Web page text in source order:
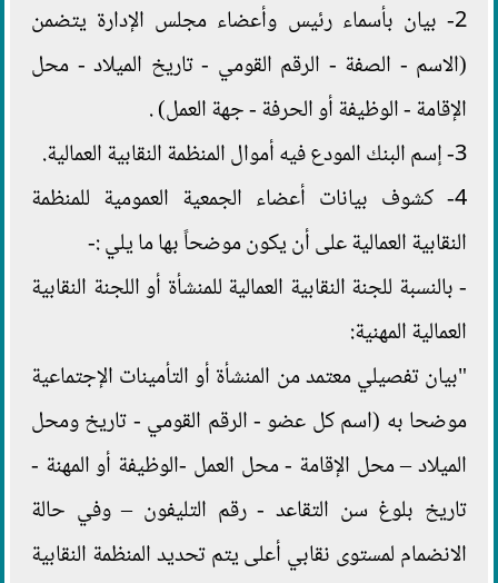
2- بيان بأسماء رئيس وأعضاء مجلس الإدارة يتضمن
(الاسم - الصفة - الرقم القومي - تاريخ الميلاد - محل
الإقامة - الوظيفة أو الحرفة - جهة العمل) .
3- إسم البنك المودع فيه أموال المنظمة النقابية العمالية.
4- كشوف بيانات أعضاء الجمعية العمومية للمنظمة
النقابية العمالية على أن يكون موضحاً بها ما يلي :-
- بالنسبة للجنة النقابية العمالية للمنشأة أو اللجنة النقابية
العمالية المهنية:
"بيان تفصيلي معتمد من المنشأة أو التأمينات الإجتماعية
موضحا به (اسم كل عضو - الرقم القومي - تاريخ ومحل
الميلاد – محل الإقامة - محل العمل -الوظيفة أو المهنة -
تاريخ بلوغ سن التقاعد - رقم التليفون – وفي حالة
الانضمام لمستوى نقابي أعلى يتم تحديد المنظمة النقابية